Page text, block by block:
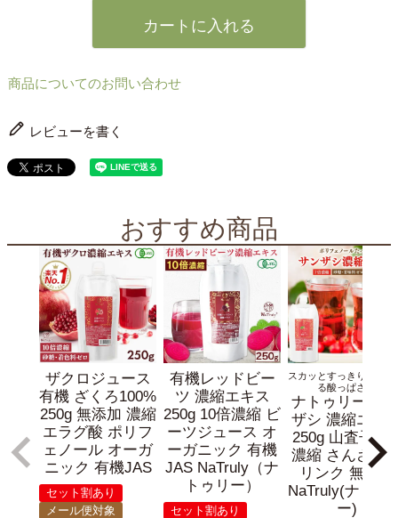
カートに入れる
商品についてのお問い合わせ
レビューを書く
おすすめ商品
ザクロジュース
有機 ざくろ100%
250g 無添加 濃縮
エラグ酸 ポリフ
ェノール オーガ
ニック 有機JAS
セット割あり
メール便対象
有機レッドビー
ツ 濃縮エキス
250g 10倍濃縮 ビ
ーツジュース オ
ーガニック 有機
JAS NaTruly（ナ
トゥリー）
セット割あり
スカッとすっきり！目覚
る酸っぱさ！
ナトゥリー サ
ザシ 濃縮エキ
250g 山査子 7
濃縮 さんざし
リンク 無添加
NaTruly(ナトゥ
ー)